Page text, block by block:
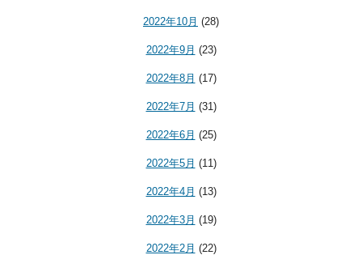
2022年10月 (28)
2022年9月 (23)
2022年8月 (17)
2022年7月 (31)
2022年6月 (25)
2022年5月 (11)
2022年4月 (13)
2022年3月 (19)
2022年2月 (22)